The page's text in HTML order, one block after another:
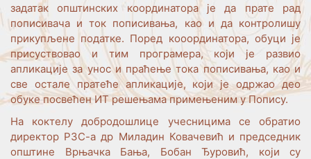
задатак општинских координатора је да прате рад
пописивача и ток пописивања, као и да контролишу
прикупљене податке. Поред кооординатора, обуци је
присуствовао и тим програмера, који је развио
апликације за унос и праћење тока пописивања, као и
све остале пратеће апликације, који је одржао део
обуке посвећен ИТ решењама примењеним у Попису.
На коктелу добродошлице учесницима се обратио
директор РЗС-а др Миладин Ковачевић и председник
општине Врњачка Бања, Бобан Ђуровић, који су